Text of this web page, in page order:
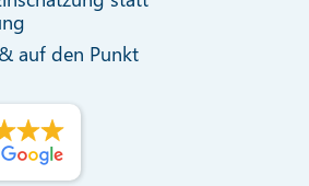
auf den Punkt